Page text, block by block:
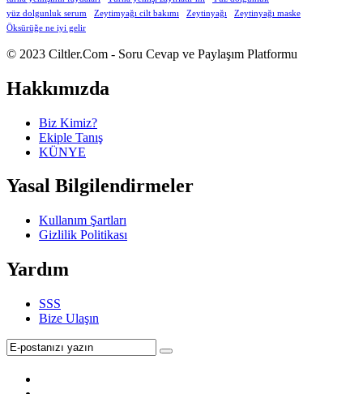
yüz dolgunluk serum
Zeytimyağı cilt bakımı Zeytinyağı
Zeytinyağı maske
Öksürüğe ne iyi gelir
Footer
Hakkında
© 2023 Ciltler.Com - Soru Cevap ve Paylaşım Platformu
Hakkımızda
Biz Kimiz?
Ekiple Tanış
KÜNYE
Yasal Bilgilendirmeler
Kullanım Şartları
Gizlilik Politikası
Yardım
SSS
Bize Ulaşın
Abone